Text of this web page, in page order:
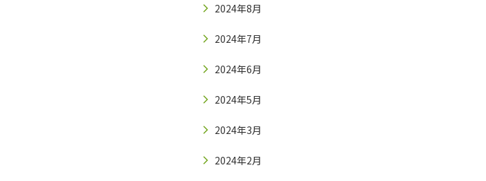
2024年8月
2024年7月
2024年6月
2024年5月
2024年3月
2024年2月